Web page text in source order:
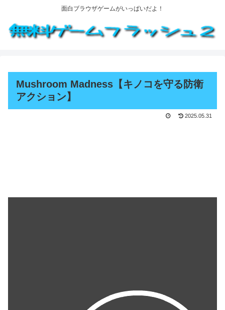
面白ブラウザゲームがいっぱいだよ！
Mushroom Madness【キノコを守る防衛
アクション】
2025.05.31